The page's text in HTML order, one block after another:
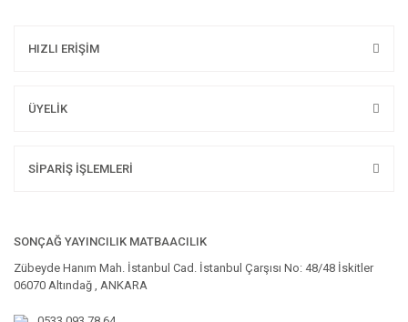
HIZLI ERİŞİM
ÜYELİK
SİPARİŞ İŞLEMLERİ
SONÇAĞ YAYINCILIK MATBAACILIK
Zübeyde Hanım Mah. İstanbul Cad. İstanbul Çarşısı No: 48/48 İskitler
06070 Altındağ , ANKARA